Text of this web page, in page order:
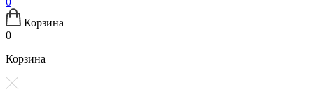
Корзина
0
Корзина